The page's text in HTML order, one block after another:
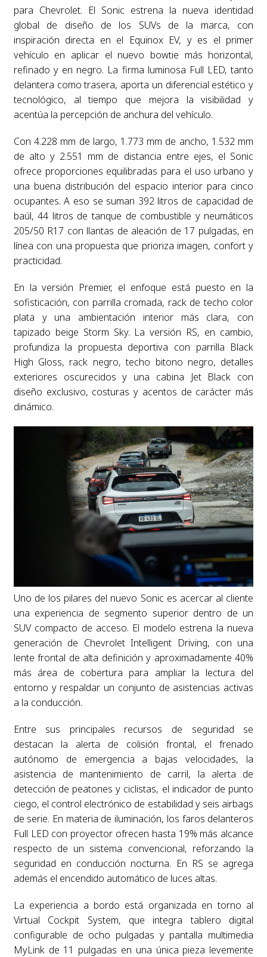
para Chevrolet. El Sonic estrena la nueva identidad
global de diseño de los SUVs de la marca, con
inspiración directa en el Equinox EV, y es el primer
vehículo en aplicar el nuevo bowtie más horizontal,
refinado y en negro. La firma luminosa Full LED, tanto
delantera como trasera, aporta un diferencial estético y
tecnológico, al tiempo que mejora la visibilidad y
acentúa la percepción de anchura del vehículo.
Con 4.228 mm de largo, 1.773 mm de ancho, 1.532 mm
de alto y 2.551 mm de distancia entre ejes, el Sonic
ofrece proporciones equilibradas para el uso urbano y
una buena distribución del espacio interior para cinco
ocupantes. A eso se suman 392 litros de capacidad de
baúl, 44 litros de tanque de combustible y neumáticos
205/50 R17 con llantas de aleación de 17 pulgadas, en
línea con una propuesta que prioriza imagen, confort y
practicidad.
En la versión Premier, el enfoque está puesto en la
sofisticación, con parrilla cromada, rack de techo color
plata y una ambientación interior más clara, con
tapizado beige Storm Sky. La versión RS, en cambio,
profundiza la propuesta deportiva con parrilla Black
High Gloss, rack negro, techo bitono negro, detalles
exteriores oscurecidos y una cabina Jet Black con
diseño exclusivo, costuras y acentos de carácter más
dinámico.
Uno de los pilares del nuevo Sonic es acercar al cliente
una experiencia de segmento superior dentro de un
SUV compacto de acceso. El modelo estrena la nueva
generación de Chevrolet Intelligent Driving, con una
lente frontal de alta definición y aproximadamente 40%
más área de cobertura para ampliar la lectura del
entorno y respaldar un conjunto de asistencias activas
a la conducción.
Entre sus principales recursos de seguridad se
destacan la alerta de colisión frontal, el frenado
autónomo de emergencia a bajas velocidades, la
asistencia de mantenimiento de carril, la alerta de
detección de peatones y ciclistas, el indicador de punto
ciego, el control electrónico de estabilidad y seis airbags
de serie. En materia de iluminación, los faros delanteros
Full LED con proyector ofrecen hasta 19% más alcance
respecto de un sistema convencional, reforzando la
seguridad en conducción nocturna. En RS se agrega
además el encendido automático de luces altas.
La experiencia a bordo está organizada en torno al
Virtual Cockpit System, que integra tablero digital
configurable de ocho pulgadas y pantalla multimedia
MyLink de 11 pulgadas en una única pieza levemente